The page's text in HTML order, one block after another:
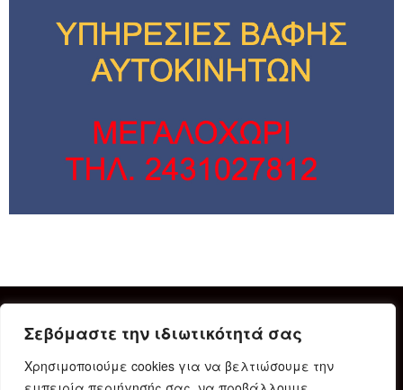
Σεβόμαστε την ιδιωτικότητά σας
Χρησιμοποιούμε cookies για να βελτιώσουμε την